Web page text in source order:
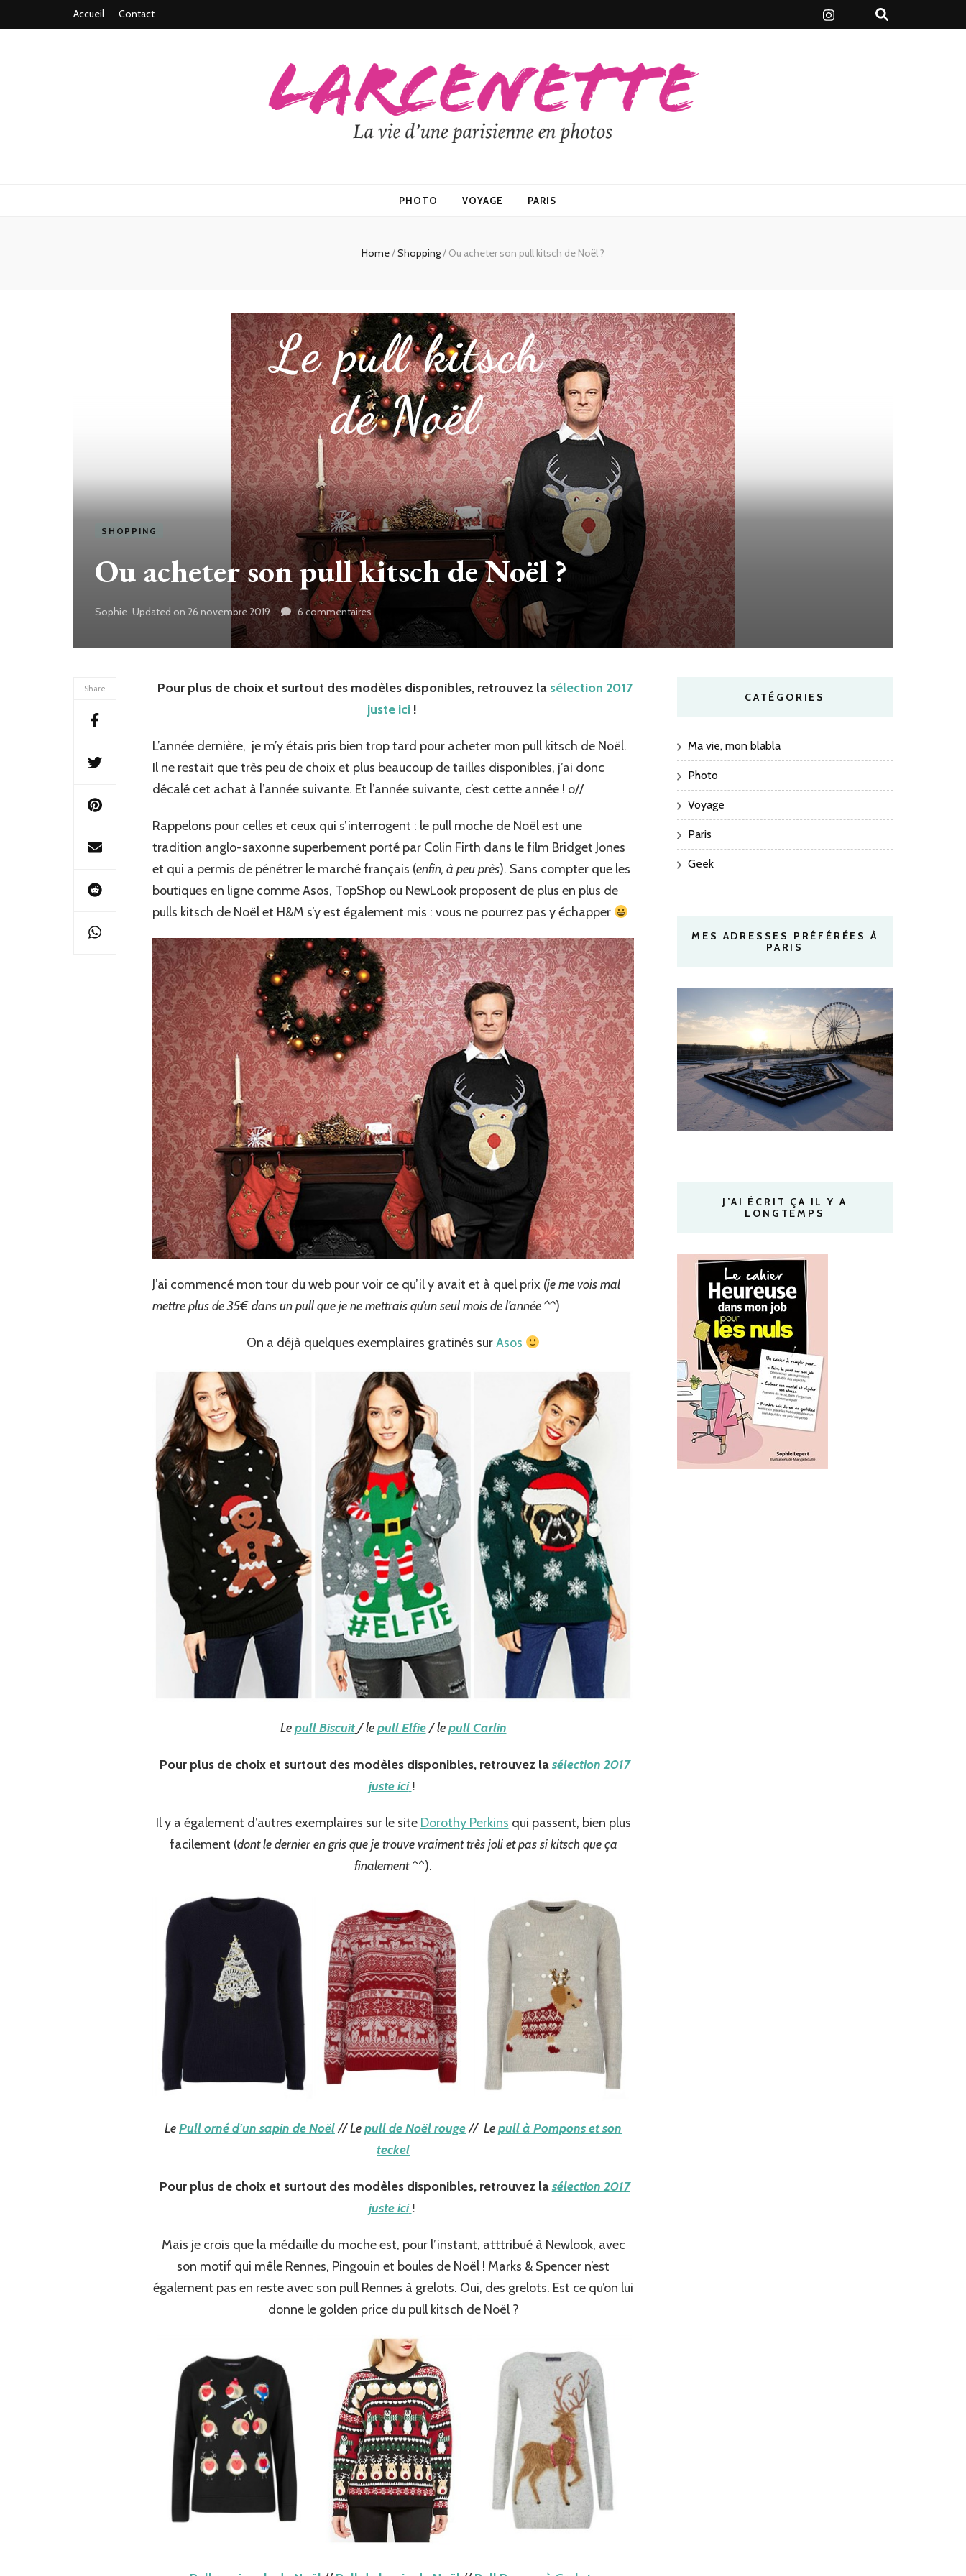
Accueil Contact
PHOTO VOYAGE PARIS
Home/Shopping/ Ou acheter son pull kitsch de Noël ?
SHOPPING
Ou acheter son pull kitsch de Noël ?
Sophie Updated on 26 novembre 2019 6 commentaires sur
Ou
acheter
kitsch
Noël
Share Pour plus de choix et surtout des modèles disponibles, retrouvez la sélection 2017
juste ici !
L’année dernière, je m’y étais pris bien trop tard pour acheter mon pull kitsch de Noël.
Il ne restait que très peu de choix et plus beaucoup de tailles disponibles, j’ai donc
décalé cet achat à l’année suivante. Et l’année suivante, c’est cette année ! o//
Rappelons pour celles et ceux qui s’interrogent : le pull moche de Noël est une
tradition anglo-saxonne superbement porté par Colin Firth dans le film Bridget Jones
et qui a permis de pénétrer le marché français (enfin, à peu près). Sans compter que les
boutiques en ligne comme Asos, TopShop ou NewLook proposent de plus en plus de
pulls kitsch de Noël et H&M s’y est également mis : vous ne pourrez pas y échapper
J’ai commencé mon tour du web pour voir ce qu’il y avait et à quel prix (je me vois mal
mettre plus de 35€ dans un pull que je ne mettrais qu’un seul mois de l’année ^^)
On a déjà quelques exemplaires gratinés surAsos
Lepull Biscuit/ lepull Elfie/ lepull Carlin
Pour plus de choix et surtout des modèles disponibles, retrouvez lasélection 2017
juste ici !
Il y a également d’autres exemplaires sur le site Dorothy Perkins qui passent, bien plus
facilement (dont le dernier en gris que je trouve vraiment très joli et pas si kitsch que ça
finalement^^).
LePull orné d’un sapin de Noël// Lepull de Noël rouge// Lepull à Pompons et son
teckel
Pour plus de choix et surtout des modèles disponibles, retrouvez lasélection 2017
juste ici !
Mais je crois que la médaille du moche est, pour l’instant, atttribué à Newlook, avec
son motif qui mêle Rennes, Pingouin et boules de Noël ! Marks & Spencer n’est
également pas en reste avec son pull Rennes à grelots. Oui, des grelots. Est ce qu’on lui
donne le golden price du pull kitsch de Noël ?
CATÉGORIES
Ma vie, mon blabla
Photo
Voyage
Paris
Geek
MES ADRESSES PRÉFÉRÉES À
PARIS
J’AI ÉCRIT ÇA IL Y A
LONGTEMPS